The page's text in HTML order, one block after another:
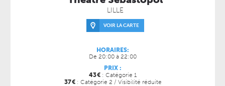
LILLE
VOIR LA CARTE
HORAIRES:
De 20:00 à 22:00
PRIX :
43€ : Catégorie 1
37€ : Catégorie 2 / Visibilité réduite